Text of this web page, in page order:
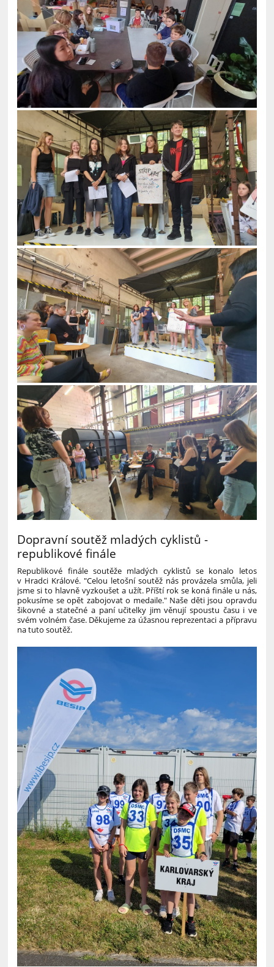
Dopravní soutěž mladých cyklistů -
republikové finále
Republikové finále soutěže mladých cyklistů se konalo letos
v Hradci Králové. "Celou letošní soutěž nás provázela smůla, jeli
jsme si to hlavně vyzkoušet a užít. Příští rok se koná finále u nás,
pokusíme se opět zabojovat o medaile." Naše děti jsou opravdu
šikovné a statečné a paní učitelky jim věnují spoustu času i ve
svém volném čase. Děkujeme za úžasnou reprezentaci a přípravu
na tuto soutěž.